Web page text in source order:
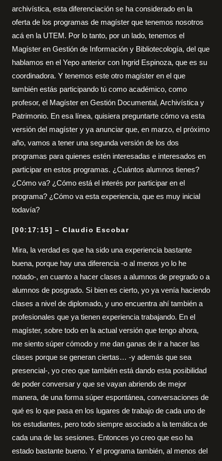
archivística, esta diferenciación se ha considerado en la
oferta de los programas de magíster que tenemos nosotros
acá en la UTEM. Por lo tanto, por un lado, tenemos el
Magíster en Gestión de Información y Bibliotecología, del que
hablamos en el Yepo anterior con Ingrid Espinoza, que es su
coordinadora. Y tenemos este otro magíster en el que
también estás participando tú como académico, como
profesor, el Magíster en Gestión Documental, Archivística y
Patrimonio. En esa línea, quisiera preguntarte cómo va esta
versión del magíster y ya anunciar que, en marzo, el próximo
año, vamos a tener una segunda versión de los dos
programas para quienes estén interesadas e interesados en
participar en estos programas. ¿Cuántos alumnos tienes?
¿Cómo va? ¿Cómo está el interés por participar en el
programa? ¿Cómo va esta experiencia, que es muy inicial
todavía?
[00:17:15] – Claudio Escobar
Mira, la verdad es que ha sido una experiencia bastante
buena, porque hay una diferencia -o al menos yo lo he
notado-, en cuanto a hacer clases a alumnos de pregrado o a
alumnos de posgrado. Si bien es cierto, yo ya venía haciendo
clases a nivel de diplomado, y uno encuentra ahí también a
profesionales que ya tienen experiencia trabajando. En el
magíster, sobre todo en la actual versión que tengo ahora,
me siento súper cómodo y me dan ganas de ir a hacer las
clases porque se generan ciertas… -y además que sea
presencial-, yo creo que también está dando esta posibilidad
de poder conversar y que se vayan abriendo de mejor
manera, de una forma súper espontánea, conversaciones de
qué es lo que pasa en los lugares de trabajo de cada uno de
los estudiantes, pero todo siempre asociado a la temática de
cada una de las sesiones. Entonces yo creo que eso ha
estado bastante bueno. Y el programa también, al menos del